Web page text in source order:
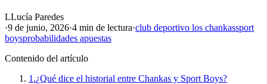
LLucía Paredes
·9 de junio, 2026·4 min de lectura·club deportivo los chankassport
boysprobabilidades apuestas
Contenido del artículo
1.¿Qué dice el historial entre Chankas y Sport Boys?